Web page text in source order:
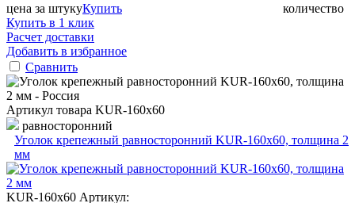
цена за штуку количество
Купить
Купить в 1 клик
Расчет доставки
Добавить в избранное
Сравнить
Артикул товара KUR-160х60
равносторонний
Уголок крепежный равносторонний KUR-160x60, толщина 2
мм
KUR-160х60 Артикул: